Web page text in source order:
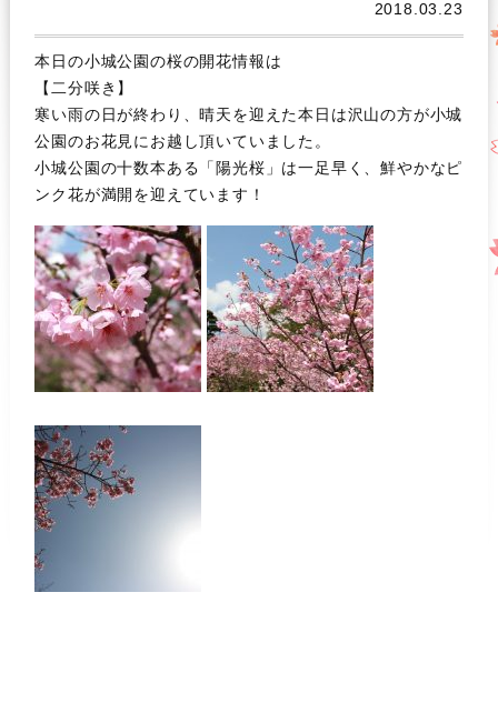
2018.03.23
本日の小城公園の桜の開花情報は
【二分咲き】
寒い雨の日が終わり、晴天を迎えた本日は沢山の方が小城
公園のお花見にお越し頂いていました。
小城公園の十数本ある「陽光桜」は一足早く、鮮やかなピ
ンク花が満開を迎えています！